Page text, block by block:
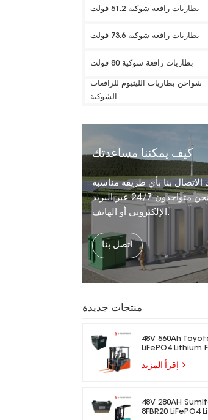
بطاريات رافعة شوكية 51.2 فولت
بطاريات رافعة شوكية 73.6 فولت
بطاريات رافعة شوكية 80 فولت
شواحن بطاريات الليثيوم للرافعات
الشوكية
كيف يمكننا مساعدتك
الاتصال بنا بأي طريقة مناسبة
لك. نحن متواجدون 24/7 عبر البريد
الإلكتروني أو الهاتف.
اتصل بنا
منتجات جديدة
48V 560Ah
LiFePO4 Lithium
48V 280AH
8FBR20 LiFePO4